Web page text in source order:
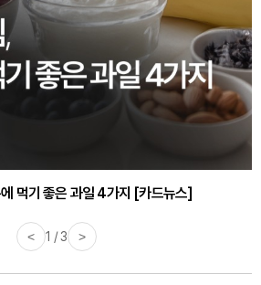
먹기 좋은 과일 4가지 [카드뉴스]
< 1 / 3 >